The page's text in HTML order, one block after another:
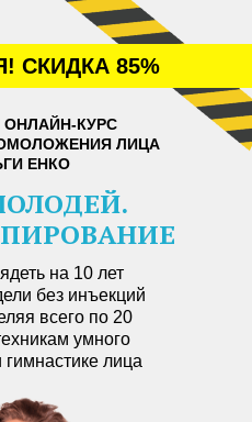
на 10 лет
без инъекций
всего по 20
умного
лица
КУРС
ЛИЦА
ЕНКО
СКИДКА 85%